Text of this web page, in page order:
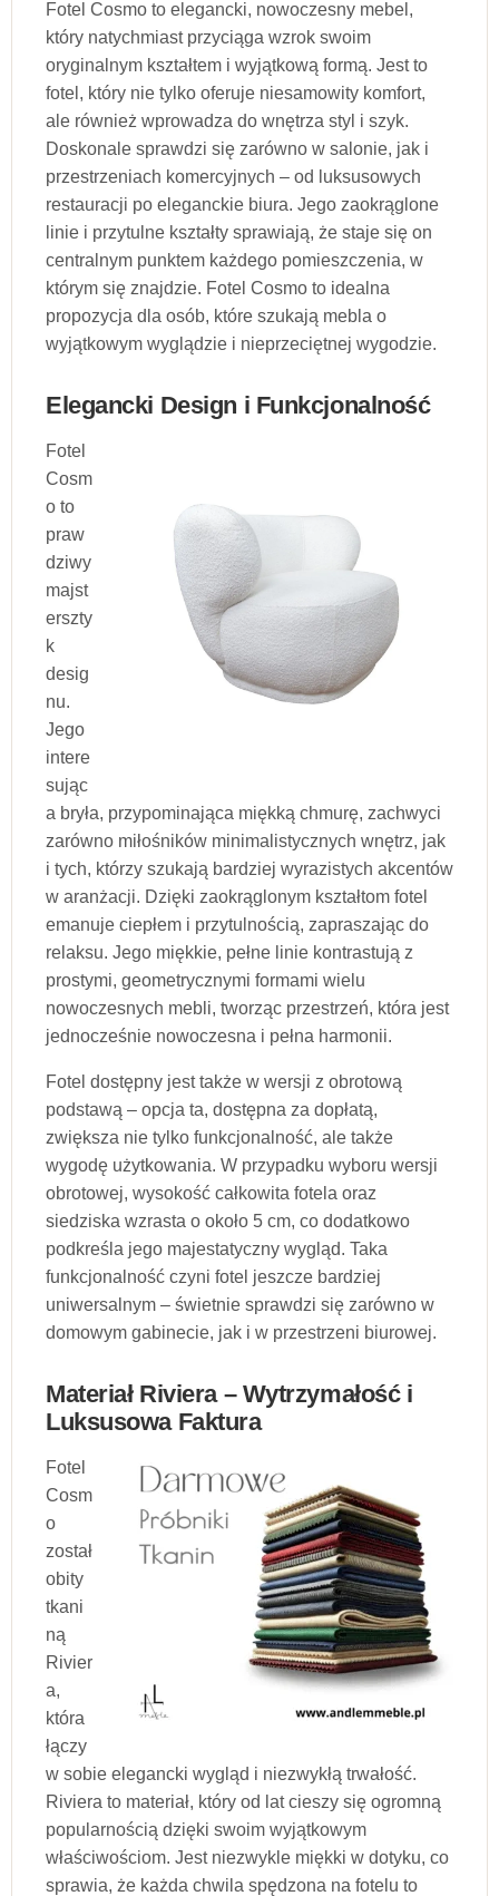
Fotel Cosmo to elegancki, nowoczesny mebel,
który natychmiast przyciąga wzrok swoim
oryginalnym kształtem i wyjątkową formą. Jest to
fotel, który nie tylko oferuje niesamowity komfort,
ale również wprowadza do wnętrza styl i szyk.
Doskonale sprawdzi się zarówno w salonie, jak i
przestrzeniach komercyjnych – od luksusowych
restauracji po eleganckie biura. Jego zaokrąglone
linie i przytulne kształty sprawiają, że staje się on
centralnym punktem każdego pomieszczenia, w
którym się znajdzie. Fotel Cosmo to idealna
propozycja dla osób, które szukają mebla o
wyjątkowym wyglądzie i nieprzeciętnej wygodzie.
Elegancki Design i Funkcjonalność
Fotel
Cosm
o to
praw
dziwy
majst
erszty
k
desig
nu.
Jego
intere
sując
a bryła, przypominająca miękką chmurę, zachwyci
zarówno miłośników minimalistycznych wnętrz, jak
i tych, którzy szukają bardziej wyrazistych akcentów
w aranżacji. Dzięki zaokrąglonym kształtom fotel
emanuje ciepłem i przytulnością, zapraszając do
relaksu. Jego miękkie, pełne linie kontrastują z
prostymi, geometrycznymi formami wielu
nowoczesnych mebli, tworząc przestrzeń, która jest
jednocześnie nowoczesna i pełna harmonii.
Fotel dostępny jest także w wersji z obrotową
podstawą – opcja ta, dostępna za dopłatą,
zwiększa nie tylko funkcjonalność, ale także
wygodę użytkowania. W przypadku wyboru wersji
obrotowej, wysokość całkowita fotela oraz
siedziska wzrasta o około 5 cm, co dodatkowo
podkreśla jego majestatyczny wygląd. Taka
funkcjonalność czyni fotel jeszcze bardziej
uniwersalnym – świetnie sprawdzi się zarówno w
domowym gabinecie, jak i w przestrzeni biurowej.
Materiał Riviera – Wytrzymałość i
Luksusowa Faktura
Fotel
Cosm
o
został
obity
tkani
ną
Rivier
a,
która
łączy
w sobie elegancki wygląd i niezwykłą trwałość.
Riviera to materiał, który od lat cieszy się ogromną
popularnością dzięki swoim wyjątkowym
właściwościom. Jest niezwykle miękki w dotyku, co
sprawia, że każda chwila spędzona na fotelu to